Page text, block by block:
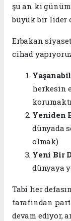
şu an ki
büyük bir lider
Erbakan
cihad
herkesin
Yeniden
dünyada
olmak)
Yeni Bir
dünyaya
Tabi her
tarafından
devam ediyor,